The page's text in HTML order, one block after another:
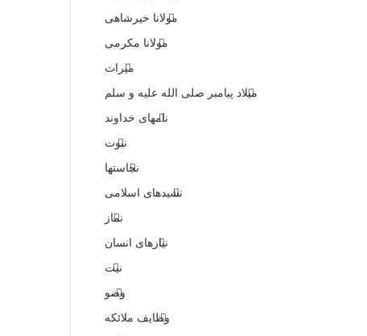
مولانا خیرشاهی
مولانا مکرمی
میراث
میلاد پیامبر صلی الله علیه و سلم
نامهای خداوند
نبوت
نجاستها
نشیدهای اسلامی
نماز
نیازهای انسان
نیت
وضو
وظایف ملائکه